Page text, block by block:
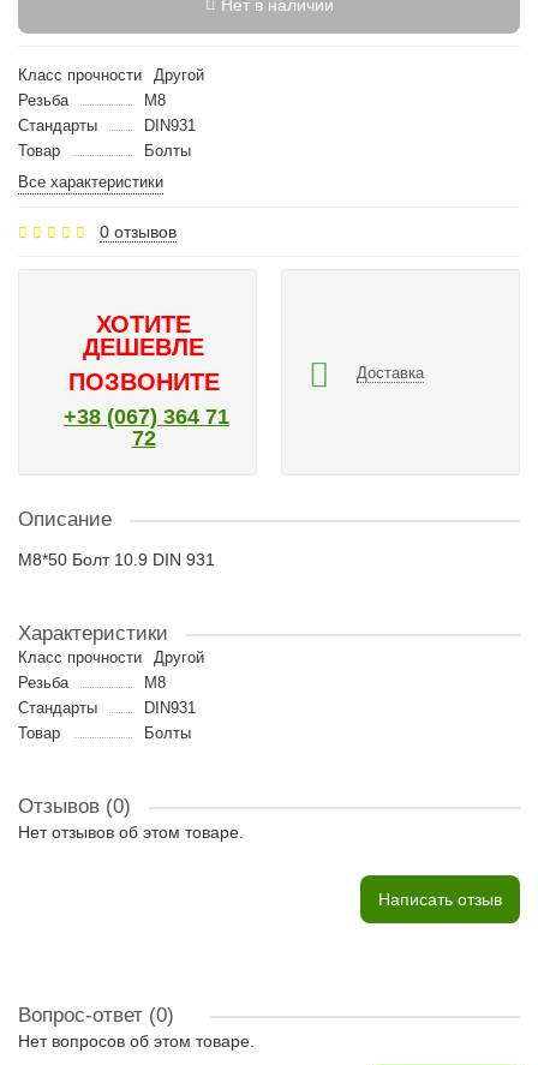
Нет в наличии
Класс прочности
Другой
Резьба
M8
Стандарты
DIN931
Товар
Болты
Все характеристики
0 отзывов
ХОТИТЕ
ДЕШЕВЛЕ
ПОЗВОНИТЕ
+38 (067) 364 71
72
Доставка
Описание
M8*50 Болт 10.9 DIN 931
Характеристики
Класс прочности
Другой
Резьба
M8
Стандарты
DIN931
Товар
Болты
Отзывов (0)
Нет отзывов об этом товаре.
Написать отзыв
Вопрос-ответ (0)
Нет вопросов об этом товаре.